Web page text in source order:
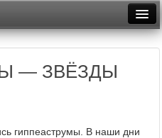
— ЗВЁЗДЫ
гиппеаструмы. В наши дни